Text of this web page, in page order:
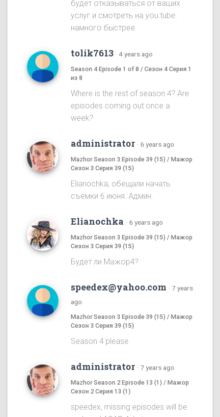
будет отказываться от ваших
услуг и смотреть на you tube:
намного быстрее.
tolik7613 · 4 years ago
Season 4 Episode 1 of 8 / Сезон 4 Серия 1
из 8
Where is the rest of season 4? Are
episodes coming out once a
week?
administrator · 6 years ago
Mazhor Season 3 Episode 39 (15) / Мажор
Сезон 3 Серия 39 (15)
Elianochka, обещали начать
съёмки 6 июня. Админ.
Elianochka · 6 years ago
Mazhor Season 3 Episode 39 (15) / Мажор
Сезон 3 Серия 39 (15)
Будет ли Мажор4?
speedex@yahoo.com · 7 years
ago
Mazhor Season 3 Episode 39 (15) / Мажор
Сезон 3 Серия 39 (15)
Season 4 please
administrator · 7 years ago
Mazhor Season 2 Episode 13 (1) / Мажор
Сезон 2 Серия 13 (1)
speedex, missing episodes will be